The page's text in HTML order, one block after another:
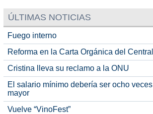
ÚLTIMAS NOTICIAS
Fuego interno
Reforma en la Carta Orgánica del Central
Cristina lleva su reclamo a la ONU
El salario mínimo debería ser ocho veces
mayor
Vuelve “VinoFest”